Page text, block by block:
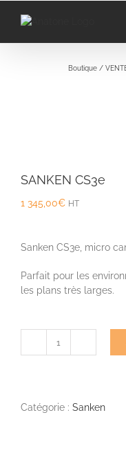
Boutique /
SANKEN CS3e
1 345,00€ HT
Sanken CS3e, micro
Parfait pour les
les plans très larges.
quantité
Catégorie : Sanken